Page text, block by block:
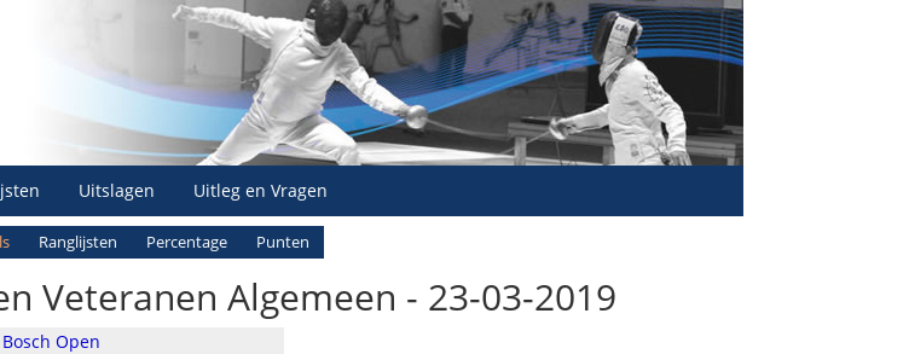
Uitslagen Uitleg en Vragen
Ranglijsten Percentage Punten
Veteranen Algemeen - 23-03-2019
Bosch Open